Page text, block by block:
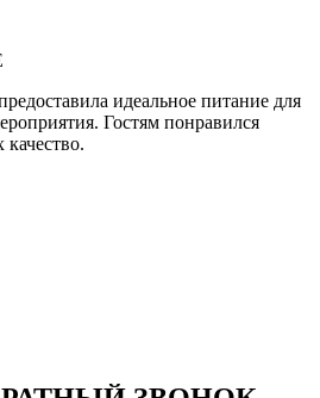
идеальное питание для
Гостям понравился